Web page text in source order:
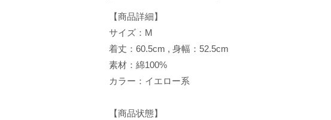
【商品詳細】
サイズ：M
着丈：60.5cm , 身幅：52.5cm
素材：綿100%
カラー：イエロー系
【商品状態】